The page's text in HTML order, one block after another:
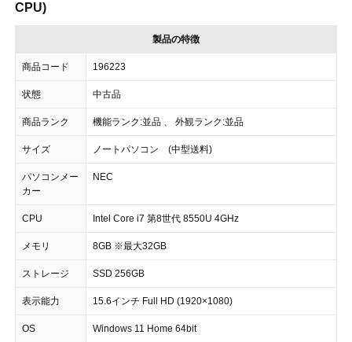
CPU)
製品の特徴
商品コード 196223
状態 中古品
商品ランク 機能ランク:並品 、 外観ランク:並品
サイズ ノートパソコン (中型送料)
パソコンメー
カー
NEC
CPU Intel Core i7 第8世代 8550U 4GHz
メモリ 8GB ※最大32GB
ストレージ SSD 256GB
表示能力 15.6インチ Full HD (1920×1080)
OS Windows 11 Home 64bit